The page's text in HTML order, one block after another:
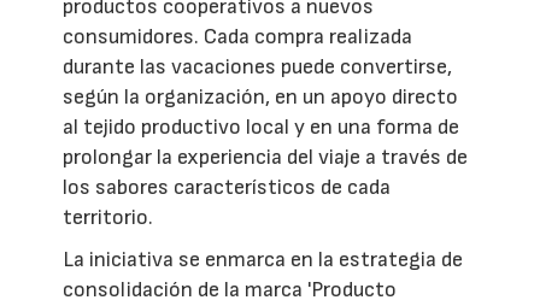
productos cooperativos a nuevos
consumidores. Cada compra realizada
durante las vacaciones puede convertirse,
según la organización, en un apoyo directo
al tejido productivo local y en una forma de
prolongar la experiencia del viaje a través de
los sabores característicos de cada
territorio.
La iniciativa se enmarca en la estrategia de
consolidación de la marca 'Producto